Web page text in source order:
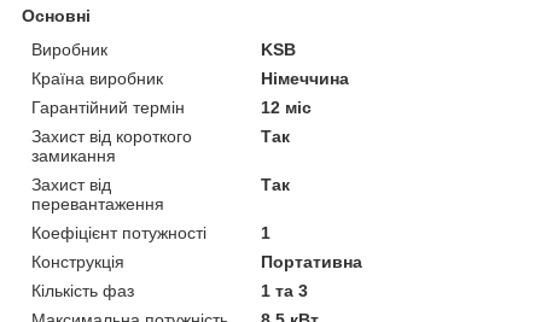
Основні
Виробник
KSB
Країна виробник
Німеччина
Гарантійний термін
12 міс
Захист від короткого
замикання
Так
Захист від
перевантаження
Так
Коефіцієнт потужності
1
Конструкція
Портативна
Кількість фаз
1 та 3